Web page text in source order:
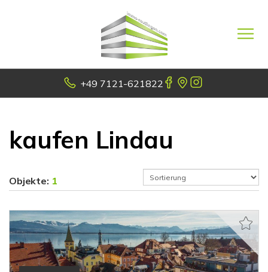
+49 7121-621822
kaufen Lindau
Objekte: 1